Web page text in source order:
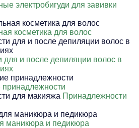
электробигуди для завивки
косметика для волос
для и после депиляции волос в
принадлежности
Принадлежности
маникюра и педикюра